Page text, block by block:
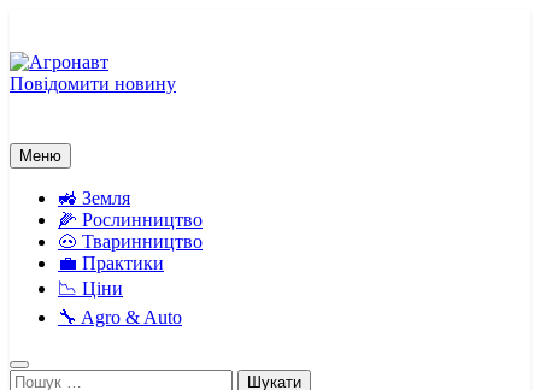
вмісту
Повідомити новину
Меню
🚜 Земля
🌽 Рослинництво
🐽 Тваринництво
💼 Практики
📉 Ціни
🔧 Agro & Auto
Пошук: